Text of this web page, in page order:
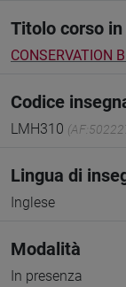
Titolo corso
CONSERVATION
Codice
LMH310
Lingua di
Inglese
Modalità
In presenza